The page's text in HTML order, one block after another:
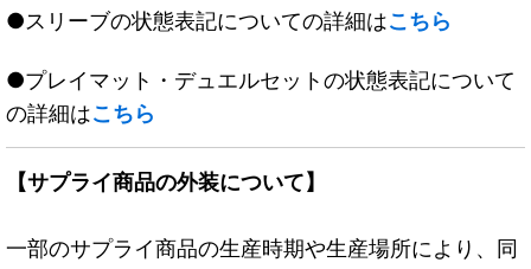
●スリーブの状態表記についての詳細はこちら
●プレイマット・デュエルセットの状態表記について
の詳細はこちら
【サプライ商品の外装について】
一部のサプライ商品の生産時期や生産場所により、同